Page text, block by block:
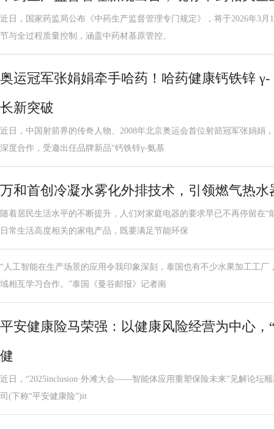
近日，国家药监局公布《中药生产监督管理专门规定》，将于2026年3
节与全过程质量控制，涵盖中药材基原管控、
奥运冠军张娟娟牵手哈药！哈药健康钙铁锌
长新突破
近日，中国射箭界的传奇人物、2008年北京奥运会首位射箭冠军张娟娟
深度合作，受邀出任品牌新品“钙铁锌γ-氨基
万和首创冷凝水雾化外排技术，引领燃气热
随着居民生活水平的不断提升，人们对家庭电器的要求早已不再停留在“
日常生活高度相关的家电产品，既要满足节能环保
“人工智能在生产场景的应用令我印象深刻，泰国也有不少水果加工工
域相互学习合作。”泰国《曼谷邮报》记者南
平安健康险马荣强：以健康风险经营为中心，
健
近日，“2025inclusion·外滩大会——智能体应用重塑保险未来”见解论坛
司(下称“平安健康险”)it